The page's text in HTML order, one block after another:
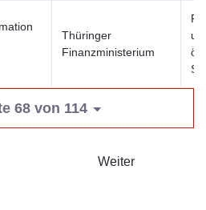
Thüringer
Finanzministerium
68 von 114
Weiter